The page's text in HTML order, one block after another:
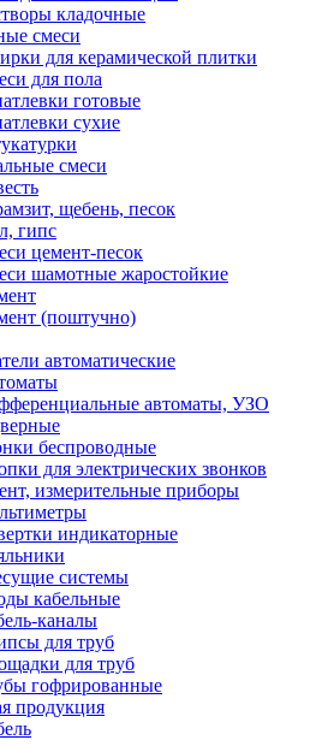
кладочные
смеси
для керамической плитки
для пола
готовые
сухие
смеси
щебень, песок
гипс
цемент-песок
шамотные жаростойкие
(поштучно)
автоматические
автоматы, УЗО
беспроводные
для электрических звонков
измерительные приборы
индикаторные
системы
кабельные
каналы
для труб
для труб
гофрированные
продукция